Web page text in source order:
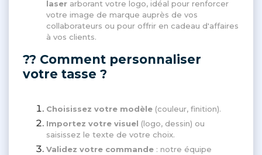
laser arborant votre logo, idéal pour renforcer
votre image de marque auprès de vos
collaborateurs ou pour offrir en cadeau d'affaires
à vos clients.
?? Comment personnaliser
votre tasse ?
Choisissez votre modèle (couleur, finition).
Importez votre visuel (logo, dessin) ou
saisissez le texte de votre choix.
Validez votre commande : notre équipe